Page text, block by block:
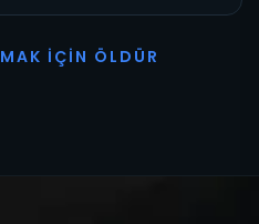
MAK İ ÇI N Ö L D Ü R